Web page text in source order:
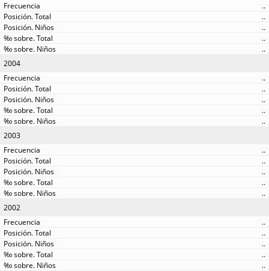
..
..
..
..
..
2004
..
..
..
..
..
2003
..
..
..
..
..
2002
..
..
..
..
..